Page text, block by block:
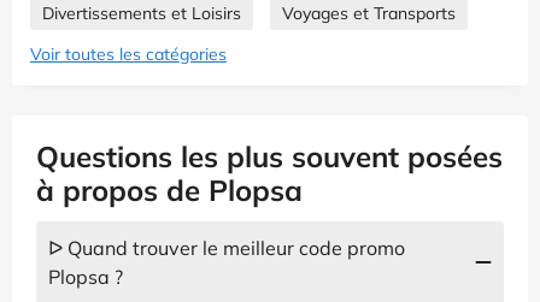
Divertissements et Loisirs
Voyages et Transports
Voir toutes les catégories
Questions les plus souvent posées
à propos de Plopsa
ᐅ Quand trouver le meilleur code promo
Plopsa ?